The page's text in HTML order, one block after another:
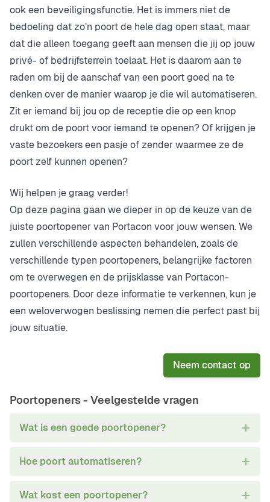
ook een beveiligingsfunctie. Het is immers niet de
bedoeling dat zo’n poort de hele dag open staat, maar
dat die alleen toegang geeft aan mensen die jij op jouw
privé- of bedrijfsterrein toelaat. Het is daarom aan te
raden om bij de aanschaf van een poort goed na te
denken over de manier waarop je die wil automatiseren.
Zit er iemand bij jou op de receptie die op een knop
drukt om de poort voor iemand te openen? Of krijgen je
vaste bezoekers een pasje of zender waarmee ze de
poort zelf kunnen openen?
Wij helpen je graag verder!
Op deze pagina gaan we dieper in op de keuze van de
juiste poortopener van Portacon voor jouw wensen. We
zullen verschillende aspecten behandelen, zoals de
verschillende typen poortopeners, belangrijke factoren
om te overwegen en de prijsklasse van Portacon-
poortopeners. Door deze informatie te verkennen, kun je
een weloverwogen beslissing nemen die perfect past bij
jouw situatie.
Neem contact op
Poortopeners - Veelgestelde vragen
Wat is een goede poortopener?
Hoe poort automatiseren?
Wat kost een poortopener?